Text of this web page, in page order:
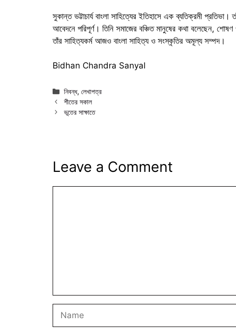
সুকান্ত ভট্টাচার্য বাংলা সাহিত্যের ইতিহাসে এক ব্যতিক্রমী
আবেদনে পরিপূর্ণ। তিনি সমাজের বঞ্চিত মানুষের কথা বলেছেন,
তাঁর সাহিত্যকর্ম আজও বাংলা সাহিত্য ও সংস্কৃতির অমূল্য সম্পদ।
Bidhan Chandra Sanyal
Categories
নিবন্ধ,লেখাপত্র
শীতের সকাল
ভূতের সাক্ষাতে
Leave a Comment